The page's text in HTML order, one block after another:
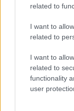
related to
I want to
related to
I want to
related to
functionality
user